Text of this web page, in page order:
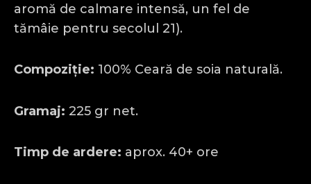
aromă de calmare intensă, un fel de
tămâie pentru secolul 21).
Compoziție: 100% Ceară de soia naturală.
Gramaj: 225 gr net.
Timp de ardere: aprox. 40+ ore